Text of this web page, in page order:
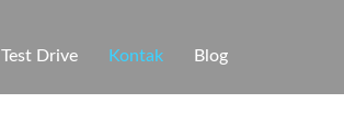
Test Drive Kontak Blog